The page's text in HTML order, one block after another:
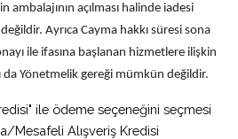
ambalajının açılması halinde iadesi
Ayrıca Cayma hakkı süresi sona
ile ifasına başlanan hizmetlere ilişkin
da Yönetmelik gereği mümkün değildir.
ile ödeme seçeneğini seçmesi
Mesafeli Alışveriş Kredisi